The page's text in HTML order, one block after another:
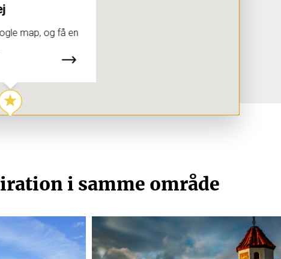
map, og få en
i samme område